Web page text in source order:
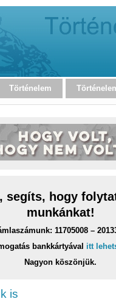
Történelem
segíts, hogy
munkánkat!
11705008 –
bankkártyával itt
Nagyon köszönjük.
is